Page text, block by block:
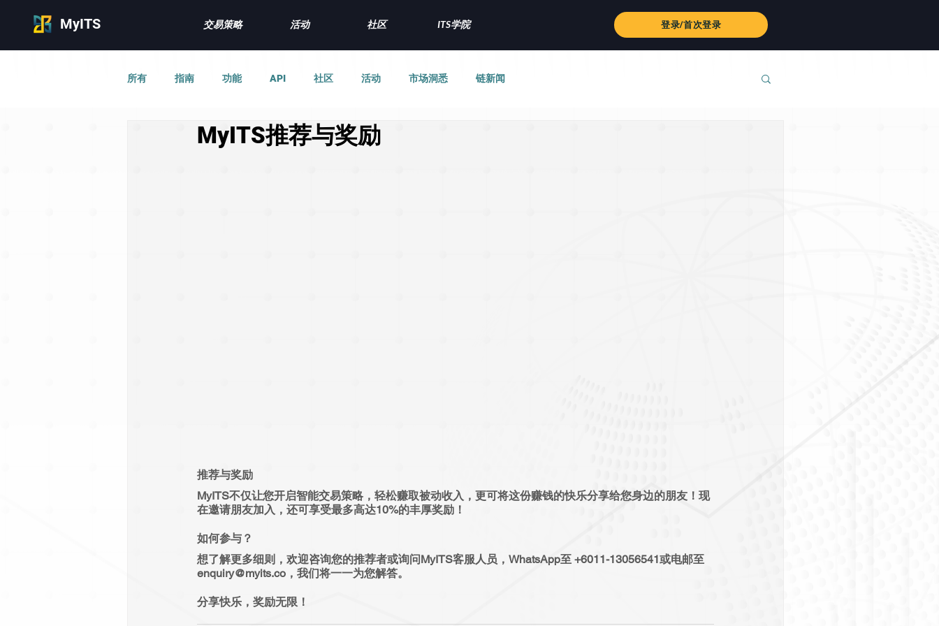
MyITS 交易策略 活动 社区 ITS学院 登录/首次登录
所有 指南 功能 API 社区 活动 市场洞悉 链新闻
MyITS推荐与奖励
推荐与奖励
MyITS不仅让您开启智能交易策略，轻松赚取被动收入，更可将这份赚钱的快乐分享给您身边的朋友！现
在邀请朋友加入，还可享受最多高达10%的丰厚奖励！
如何参与？
想了解更多细则，欢迎咨询您的推荐者或询问MyITS客服人员，WhatsApp至 +6011-13056541或电邮至
enquiry@myits.co，我们将一一为您解答。
分享快乐，奖励无限！